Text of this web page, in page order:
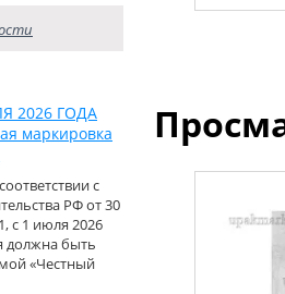
2026 ГОДА
маркировка
с
РФ от 30
с 1 июля 2026
должна быть
«Честный